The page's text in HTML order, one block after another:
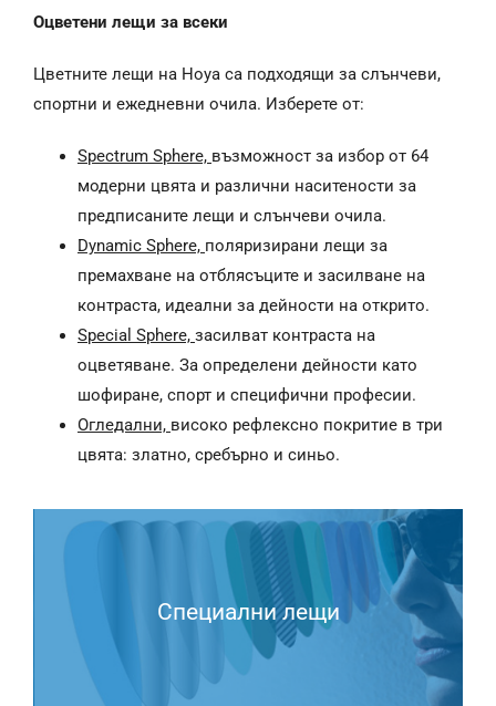
Оцветени лещи за всеки
Цветните лещи на Hoya са подходящи за слънчеви,
спортни и ежедневни очила. Изберете от:
Spectrum Sphere, възможност за избор от 64
модерни цвята и различни наситености за
предписаните лещи и слънчеви очила.
Dynamic Sphere, поляризирани лещи за
премахване на отблясъците и засилване на
контраста, идеални за дейности на открито.
Special Sphere, засилват контраста на
оцветяване. За определени дейности като
шофиране, спорт и специфични професии.
Огледални, високо рефлексно покритие в три
цвята: златно, сребърно и синьо.
Специални лещи